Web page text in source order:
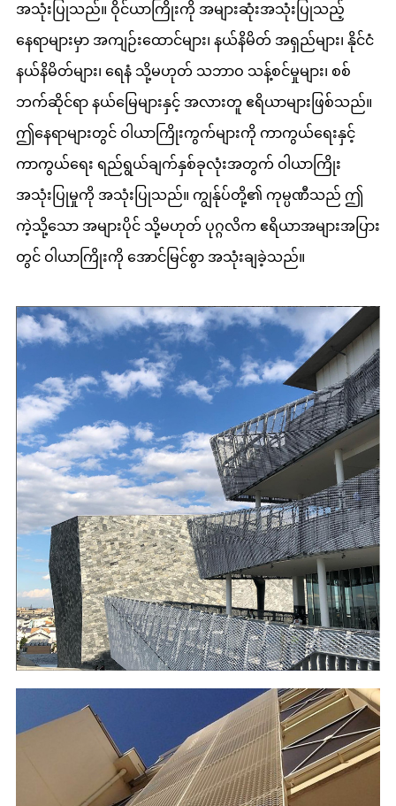
အသုံးပြုသည်။ ဝိုင်ယာကြိုးကို အများဆုံးအသုံးပြုသည့်
နေရာများမှာ အကျဉ်းထောင်များ၊ နယ်နိမိတ် အရှည်များ၊ နိုင်ငံ
နယ်နိမိတ်များ၊ ရေနံ သို့မဟုတ် သဘာဝ သန့်စင်မှုများ၊ စစ်
ဘက်ဆိုင်ရာ နယ်မြေများနှင့် အလားတူ ဧရိယာများဖြစ်သည်။
ဤနေရာများတွင် ဝါယာကြိုးကွက်များကို ကာကွယ်ရေးနှင့်
ကာကွယ်ရေး ရည်ရွယ်ချက်နှစ်ခုလုံးအတွက် ဝါယာကြိုး
အသုံးပြုမှုကို အသုံးပြုသည်။ ကျွန်ုပ်တို့၏ ကုမ္ပဏီသည် ဤ
ကဲ့သို့သော အများပိုင် သို့မဟုတ် ပုဂ္ဂလိက ဧရိယာအများအပြား
တွင် ဝါယာကြိုးကို အောင်မြင်စွာ အသုံးချခဲ့သည်။